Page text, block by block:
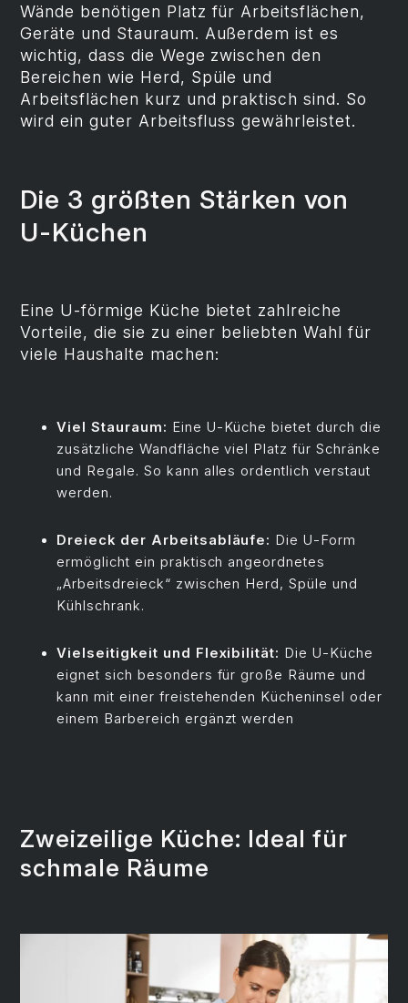
Wände benötigen Platz für Arbeitsflächen,
Geräte und Stauraum. Außerdem ist es
wichtig, dass die Wege zwischen den
Bereichen wie Herd, Spüle und
Arbeitsflächen kurz und praktisch sind. So
wird ein guter Arbeitsfluss gewährleistet.
Die 3 größten Stärken von
U-Küchen
Eine U-förmige Küche bietet zahlreiche
Vorteile, die sie zu einer beliebten Wahl für
viele Haushalte machen:
Viel Stauraum: Eine U-Küche bietet durch die
zusätzliche Wandfläche viel Platz für Schränke
und Regale. So kann alles ordentlich verstaut
werden.
Dreieck der Arbeitsabläufe: Die U-Form
ermöglicht ein praktisch angeordnetes
„Arbeitsdreieck“ zwischen Herd, Spüle und
Kühlschrank.
Vielseitigkeit und Flexibilität: Die U-Küche
eignet sich besonders für große Räume und
kann mit einer freistehenden Kücheninsel oder
einem Barbereich ergänzt werden
Zweizeilige Küche: Ideal für
schmale Räume